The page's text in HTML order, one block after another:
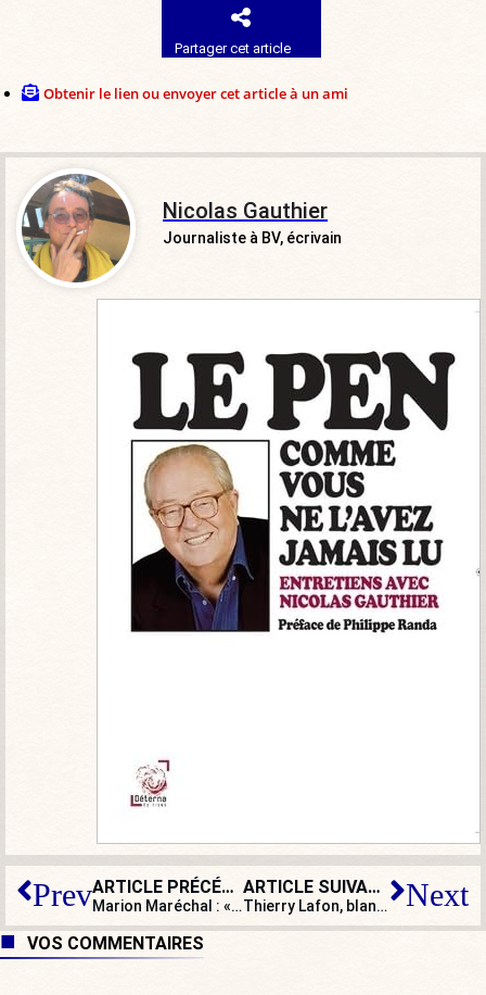
Partager cet article
Obtenir le lien ou envoyer cet article à un ami
Nicolas Gauthier
Journaliste à BV, écrivain
Prev ARTICLE PRÉCÉDENT
Marion Maréchal : « Le gouvernement ne devrait toucher aux libertés publiques que d’une main tremblante ! Or, il n’a plus aucune retenue »
ARTICLE SUIVANT
Thierry Lafon, blanchisseur : « Depuis le premier confinement, je ne reçois aucune aide de l’État alors que mon chiffre a baissé de 50 % ! » Next
VOS COMMENTAIRES